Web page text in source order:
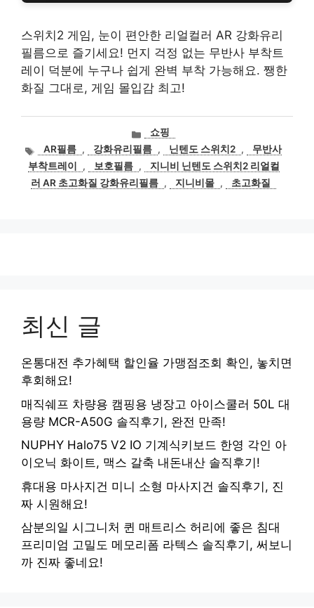
스위치2 게임, 눈이 편안한 리얼컬러 AR 강화유리
필름으로 즐기세요! 먼지 걱정 없는 무반사 부착트
레이 덕분에 누구나 쉽게 완벽 부착 가능해요. 쨍한
화질 그대로, 게임 몰입감 최고!
카
테
고
리
쇼핑
태
그
AR필름 , 강화유리필름 , 닌텐도 스위치2 ,
무반사
부착트레이
, 보호필름 ,
지니비 닌텐도 스위치2 리얼컬
러 AR 초고화질 강화유리필름 , 지니비몰 , 초고화질
최신 글
온통대전 추가혜택 할인율 가맹점조회 확인, 놓치면
후회해요!
매직쉐프 차량용 캠핑용 냉장고 아이스쿨러 50L 대
용량 MCR-A50G 솔직후기, 완전 만족!
NUPHY Halo75 V2 IO 기계식키보드 한영 각인 아
이오닉 화이트, 맥스 갈축 내돈내산 솔직후기!
휴대용 마사지건 미니 소형 마사지건 솔직후기, 진
짜 시원해요!
삼분의일 시그니처 퀸 매트리스 허리에 좋은 침대
프리미엄 고밀도 메모리폼 라텍스 솔직후기, 써보니
까 진짜 좋네요!